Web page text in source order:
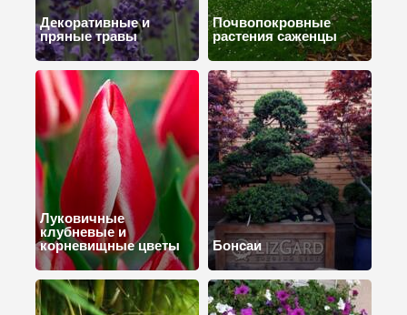
Декоративные и
пряные травы
Почвопокровные
растения саженцы
Луковичные
клубневые и
корневищные цветы
Бонсаи